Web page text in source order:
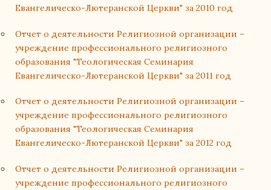
Евангелическо-Лютеранской Церкви" за 2010 год
Отчет о деятельности Религиозной организации –
учреждение профессионального религиозного
образования "Теологическая Семинария
Евангелическо-Лютеранской Церкви" за 2011 год
Отчет о деятельности Религиозной организации –
учреждение профессионального религиозного
образования "Теологическая Семинария
Евангелическо-Лютеранской Церкви" за 2012 год
Отчет о деятельности Религиозной организации –
учреждение профессионального религиозного